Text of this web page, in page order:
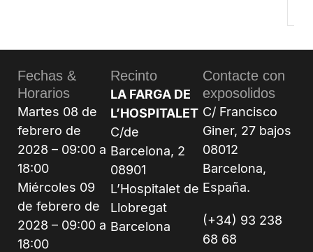
Fechas &
Horarios
Martes 08 de
febrero de
2028 – 09:00 a
18:00
Miércoles 09
de febrero de
2028 – 09:00 a
18:00
Recinto
LA FARGA DE
L’HOSPITALET
C/de
Barcelona, 2
08901
L’Hospitalet de
Llobregat
Barcelona
Contacte con
exposolidos
C/ Francisco
Giner, 27 bajos
08012
Barcelona,
España.
(+34) 93 238
68 68